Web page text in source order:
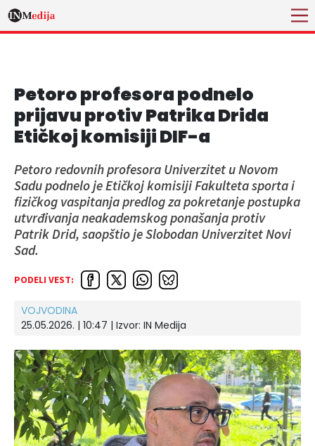
Petoro profesora podnelo
prijavu protiv Patrika Drida
Etičkoj komisiji DIF-a
Petoro redovnih profesora Univerzitet u Novom
Sadu podnelo je Etičkoj komisiji Fakulteta sporta i
fizičkog vaspitanja predlog za pokretanje postupka
utvrđivanja neakademskog ponašanja protiv
Patrik Drid, saopštio je Slobodan Univerzitet Novi
Sad.
PODELI VEST:
VOJVODINA
25.05.2026. | 10:47 | Izvor: IN Medija